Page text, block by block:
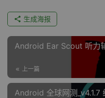
生成海报
Android Ear Scout 听力
上一篇
Android 全球网测_v4.1.7